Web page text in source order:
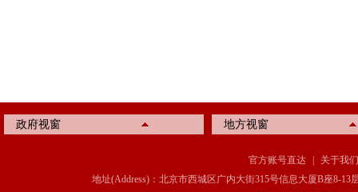
政府视窗 地方视窗
官方账号直达
关于我们
地址(Address)：北京市西城区广内大街315号信息大厦B座8-13